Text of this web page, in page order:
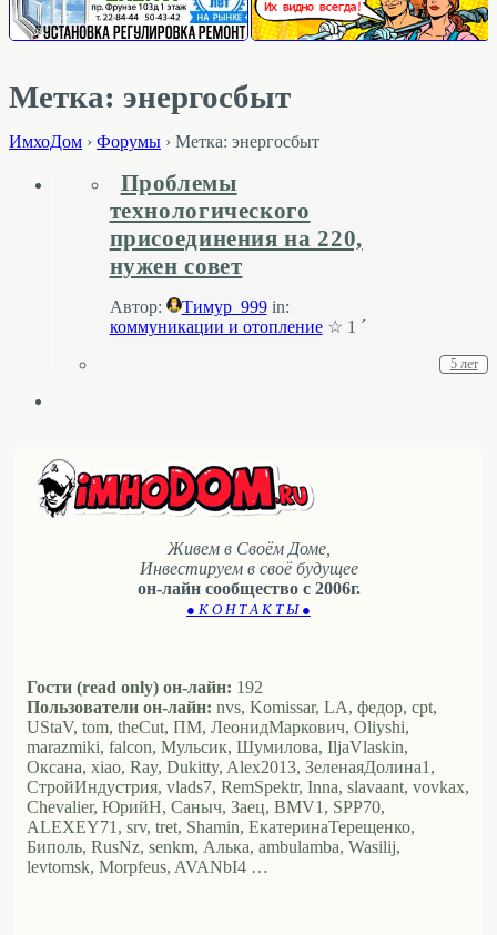
Метка: энергосбыт
ИмхоДом › Форумы › Метка: энергосбыт
Проблемы
технологического
присоединения на 220,
нужен совет
Автор: Тимур_999 in:
коммуникации и отопление☆ 1 ´
5 лет
Живем в Своём Доме,
Инвестируем в своё будущее
он-лайн сообщество с 2006г.
● К О Н Т А К Т Ы ●
Гости (read only) он-лайн: 192
Пользователи он-лайн: nvs, Komissar, LA, федор, cpt,
UStaV, tom, theCut, ПМ, ЛеонидМаркович, Oliyshi,
marazmiki, falcon, Мульсик, Шумилова, IljaVlaskin,
Оксана, xiao, Ray, Dukitty, Alex2013, ЗеленаяДолина1,
СтройИндустрия, vlads7, RemSpektr, Inna, slavaant, vovkax,
Chevalier, ЮрийН, Саныч, Заец, BMV1, SPP70,
ALEXEY71, srv, tret, Shamin, ЕкатеринаТерещенко,
Биполь, RusNz, senkm, Алька, ambulamba, Wasilij,
levtomsk, Morpfeus, AVANbI4 …